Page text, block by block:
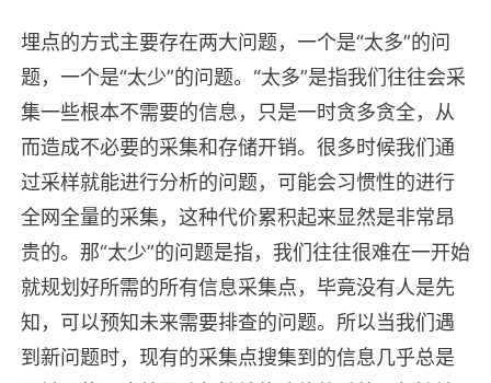
埋点的方式主要存在两大问题，一个是“太多”的问
题，一个是“太少”的问题。“太多”是指我们往往会采
集一些根本不需要的信息，只是一时贪多贪全，从
而造成不必要的采集和存储开销。很多时候我们通
过采样就能进行分析的问题，可能会习惯性的进行
全网全量的采集，这种代价累积起来显然是非常昂
贵的。那“太少”的问题是指，我们往往很难在一开始
就规划好所需的所有信息采集点，毕竟没有人是先
知，可以预知未来需要排查的问题。所以当我们遇
到新问题时，现有的采集点搜集到的信息几乎总是